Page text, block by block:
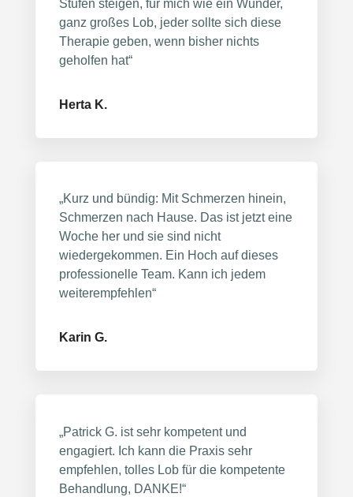
Stufen steigen, für mich wie ein Wunder,
ganz großes Lob, jeder sollte sich diese
Therapie geben, wenn bisher nichts
geholfen hat“
Herta K.
„Kurz und bündig: Mit Schmerzen hinein,
Schmerzen nach Hause. Das ist jetzt eine
Woche her und sie sind nicht
wiedergekommen. Ein Hoch auf dieses
professionelle Team. Kann ich jedem
weiterempfehlen“
Karin G.
„Patrick G. ist sehr kompetent und
engagiert. Ich kann die Praxis sehr
empfehlen, tolles Lob für die kompetente
Behandlung, DANKE!“